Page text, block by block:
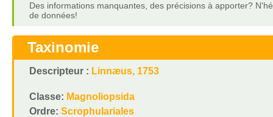
Des informations manquantes, des précisions à apporter?
de données!
Taxinomie
Descripteur : Linnæus, 1753
Classe: Magnoliopsida
Ordre: Scrophulariales